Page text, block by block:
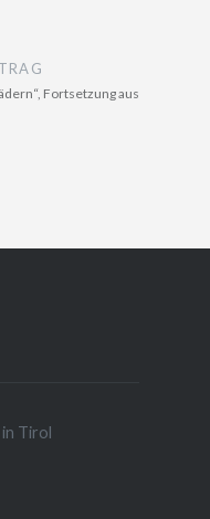
Fortsetzung aus
in Tirol